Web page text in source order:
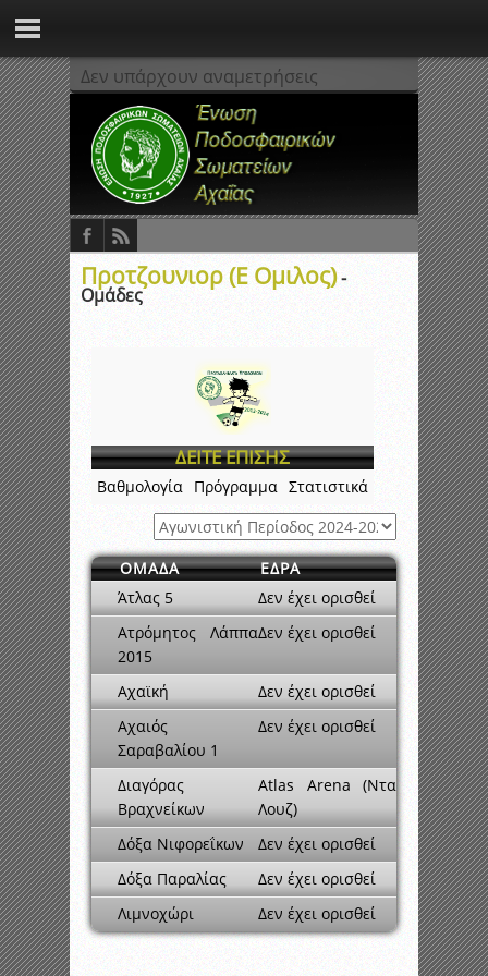
Δεν υπάρχουν αναμετρήσεις
Προτζουνιορ (Ε Ομιλος)-
Ομάδες
ΔΕΙΤΕ ΕΠΙΣΗΣ
Βαθμολογία Πρόγραμμα Στατιστικά
ΟΜΑΔΑ
ΕΔΡΑ
Άτλας 5
Δεν έχει ορισθεί
Ατρόμητος Λάππα
2015
Δεν έχει ορισθεί
Αχαϊκή
Δεν έχει ορισθεί
Αχαιός
Σαραβαλίου 1
Δεν έχει ορισθεί
Διαγόρας
Βραχνείκων
Atlas Arena (Ντα
Λουζ)
Δόξα Νιφορεΐκων
Δεν έχει ορισθεί
Δόξα Παραλίας
Δεν έχει ορισθεί
Λιμνοχώρι
Δεν έχει ορισθεί